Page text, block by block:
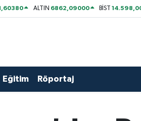
ALTIN 6862,09000 BİST
Eğitim Röportaj